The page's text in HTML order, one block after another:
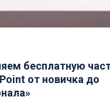
бесплатную
от новичка до